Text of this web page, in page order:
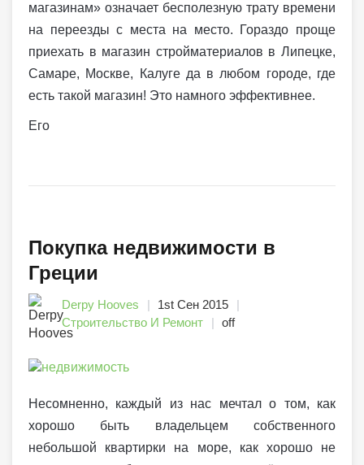
магазинам» означает бесполезную трату времени
на переезды с места на место. Гораздо проще
приехать в магазин стройматериалов в Липецке,
Самаре, Москве, Калуге да в любом городе, где
есть такой магазин! Это намного эффективнее.
Его
Покупка недвижимости в
Греции
Derpy Hooves
1st Сен 2015
Строительство И Ремонт
off
Несомненно, каждый из нас мечтал о том, как
хорошо быть владельцем собственного
небольшой квартирки на море, как хорошо не